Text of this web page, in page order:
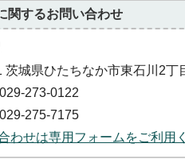
関するお問い合わせ
茨城県ひたちなか市東石川2丁
273-0122
275-7175
わせは専用フォームをご利用